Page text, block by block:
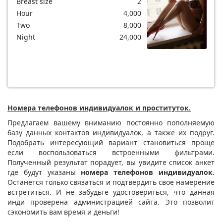
Hour
4,000
Two
8,000
Night
24,000
Номера телефонов индивидуалок и проституток.
Предлагаем вашему вниманию постоянно пополняемую
базу данных контактов индивидуалок, а также их подруг.
Подобрать интересующий вариант становиться проще
если воспользоваться встроенными фильтрами.
Полученный результат порадует, вы увидите список анкет
где будут указаны номера телефонов индивидуалок.
Останется только связаться и подтвердить свое намерение
встретиться. И не забудьте удостовериться, что данная
инди проверена администрацией сайта. Это позволит
сэкономить вам время и деньги!